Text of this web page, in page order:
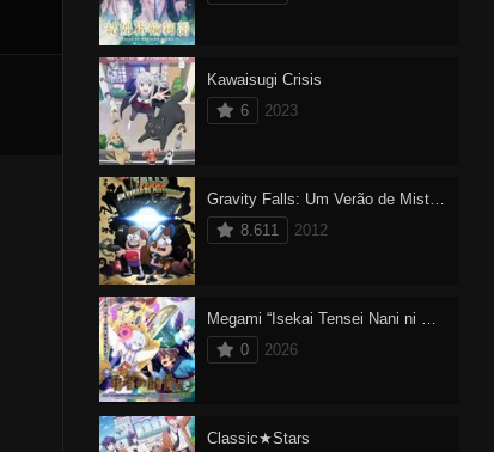
Kawaisugi Crisis
6
2023
Gravity Falls: Um Verão de Mistérios 2
8.611
2012
Megami “Isekai Tensei Nani ni Naritai desu ka” Ore “Yuusha no Rokkotsu de”
0
2026
Classic★Stars